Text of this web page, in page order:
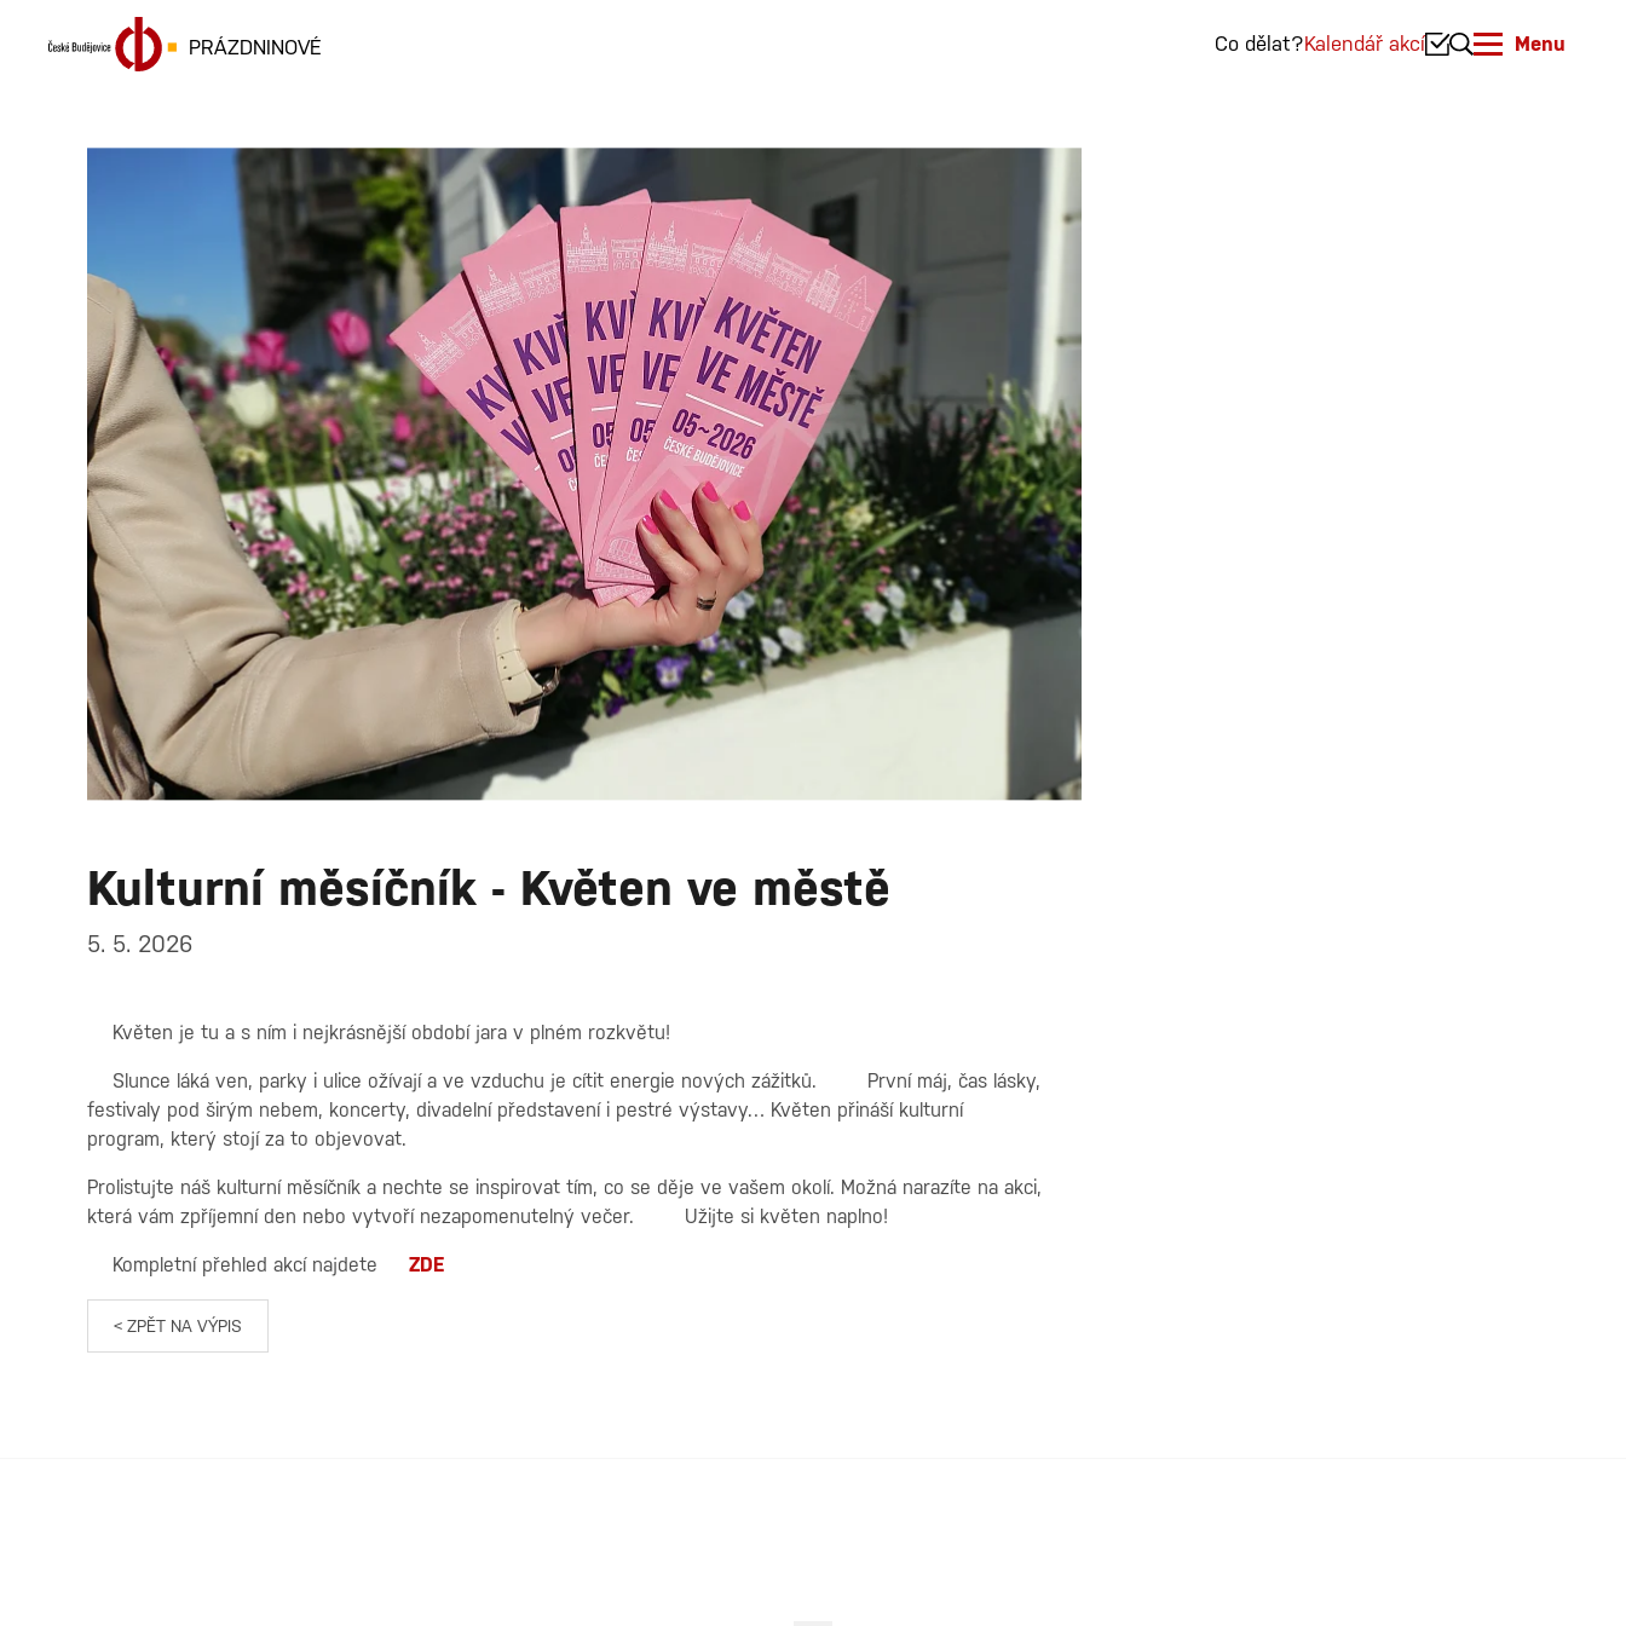
PRÁZDNINOVÉ Co dělat?Kalendář akcí Menu
Kulturní měsíčník - Květen ve městě
5. 5. 2026
Květen je tu a s ním i nejkrásnější období jara v plném rozkvětu!
Slunce láká ven, parky i ulice ožívají a ve vzduchu je cítit energie nových zážitků.
První máj, čas lásky,
festivaly pod širým nebem, koncerty, divadelní představení i pestré výstavy… Květen přináší kulturní
program, který stojí za to objevovat.
Prolistujte náš kulturní měsíčník a nechte se inspirovat tím, co se děje ve vašem okolí. Možná narazíte na akci,
která vám zpříjemní den nebo vytvoří nezapomenutelný večer.
Užijte si květen naplno!
Kompletní přehled akcí najdete ZDE
< ZPĚT NA VÝPIS